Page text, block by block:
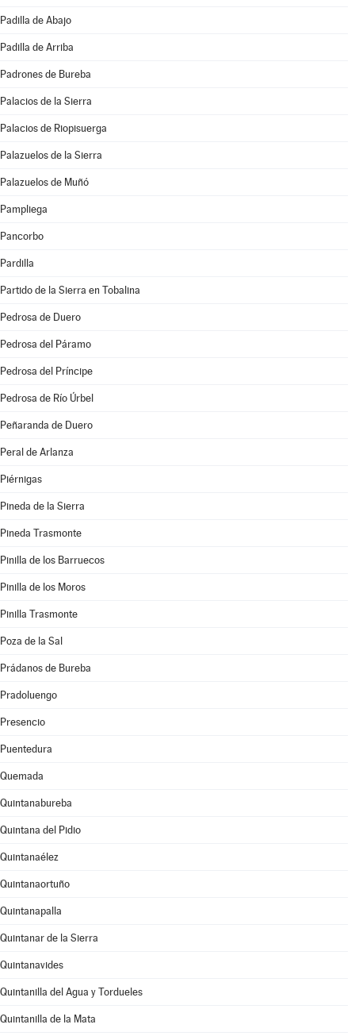
Padilla de Abajo
Padilla de Arriba
Padrones de Bureba
Palacios de la Sierra
Palacios de Riopisuerga
Palazuelos de la Sierra
Palazuelos de Muñó
Pampliega
Pancorbo
Pardilla
Partido de la Sierra en Tobalina
Pedrosa de Duero
Pedrosa del Páramo
Pedrosa del Príncipe
Pedrosa de Río Úrbel
Peñaranda de Duero
Peral de Arlanza
Piérnigas
Pineda de la Sierra
Pineda Trasmonte
Pinilla de los Barruecos
Pinilla de los Moros
Pinilla Trasmonte
Poza de la Sal
Prádanos de Bureba
Pradoluengo
Presencio
Puentedura
Quemada
Quintanabureba
Quintana del Pidio
Quintanaélez
Quintanaortuño
Quintanapalla
Quintanar de la Sierra
Quintanavides
Quintanilla del Agua y Tordueles
Quintanilla de la Mata